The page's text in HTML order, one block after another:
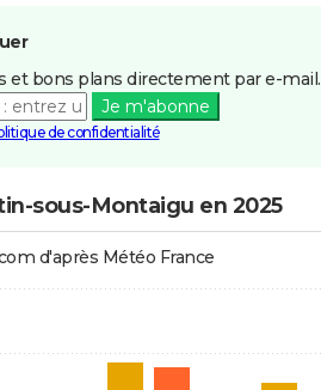
et bons plans directement par e-mail.
Je m'abonne
de confidentialité
sous-Montaigu en 2025
d'après Météo France